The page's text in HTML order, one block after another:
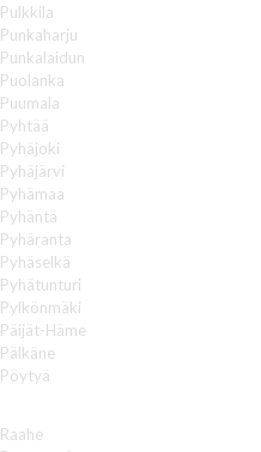
Pulkkila
Punkaharju
Punkalaidun
Puolanka
Puumala
Pyhtää
Pyhäjoki
Pyhäjärvi
Pyhämaa
Pyhäntä
Pyhäranta
Pyhäselkä
Pyhätunturi
Pylkönmäki
Päijät-Häme
Pälkäne
Pöytyä
Raahe